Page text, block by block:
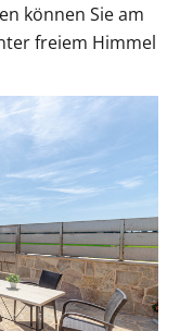
können Sie am
freiem Himmel